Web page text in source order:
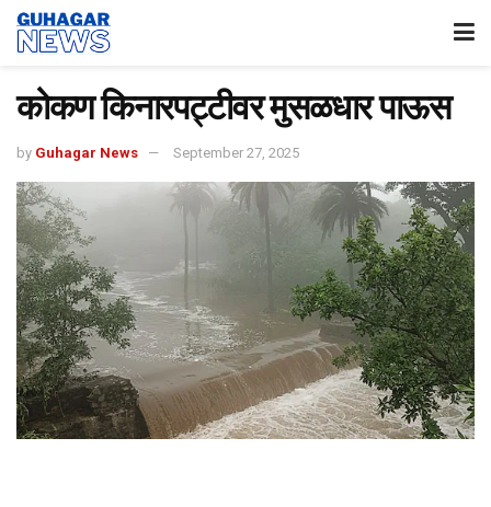
कोकण किनारपट्टीवर मुसळधार पाऊस
by Guhagar News September 27, 2025